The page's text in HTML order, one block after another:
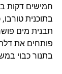
בתוכנית
תבנית מים
פותחים את
בתנור כבוי